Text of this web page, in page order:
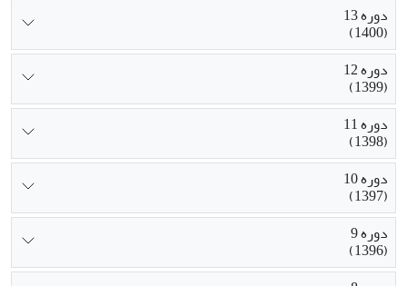
دوره 13
(1400)
دوره 12
(1399)
دوره 11
(1398)
دوره 10
(1397)
دوره 9
(1396)